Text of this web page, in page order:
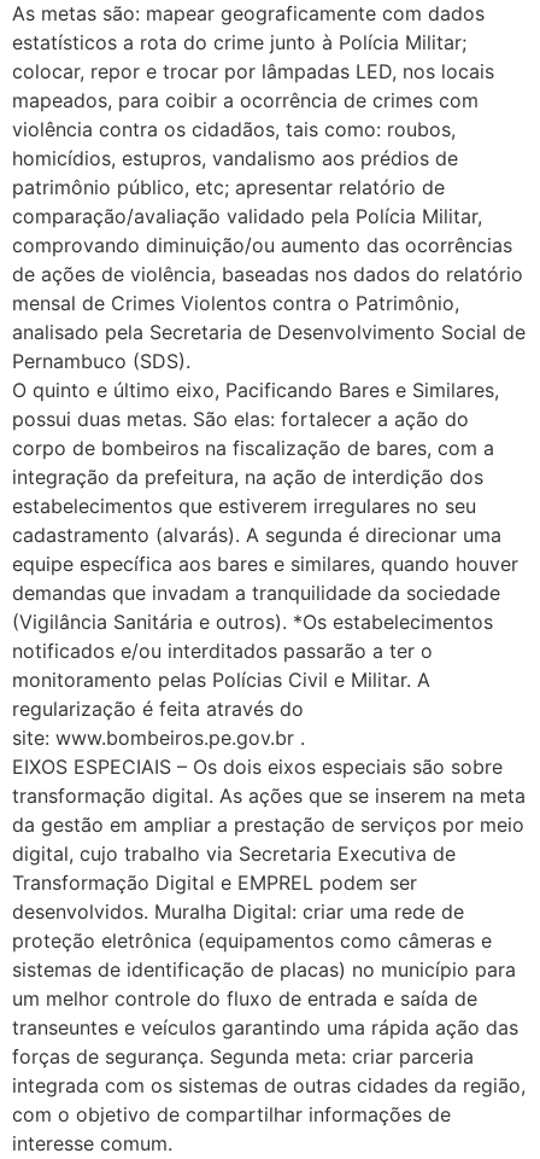
As metas são: mapear geograficamente com dados
estatísticos a rota do crime junto à Polícia Militar;
colocar, repor e trocar por lâmpadas LED, nos locais
mapeados, para coibir a ocorrência de crimes com
violência contra os cidadãos, tais como: roubos,
homicídios, estupros, vandalismo aos prédios de
patrimônio público, etc; apresentar relatório de
comparação/avaliação validado pela Polícia Militar,
comprovando diminuição/ou aumento das ocorrências
de ações de violência, baseadas nos dados do relatório
mensal de Crimes Violentos contra o Patrimônio,
analisado pela Secretaria de Desenvolvimento Social de
Pernambuco (SDS).
O quinto e último eixo, Pacificando Bares e Similares,
possui duas metas. São elas: fortalecer a ação do
corpo de bombeiros na fiscalização de bares, com a
integração da prefeitura, na ação de interdição dos
estabelecimentos que estiverem irregulares no seu
cadastramento (alvarás). A segunda é direcionar uma
equipe específica aos bares e similares, quando houver
demandas que invadam a tranquilidade da sociedade
(Vigilância Sanitária e outros). *Os estabelecimentos
notificados e/ou interditados passarão a ter o
monitoramento pelas Polícias Civil e Militar. A
regularização é feita através do
site: www.bombeiros.pe.gov.br .
EIXOS ESPECIAIS – Os dois eixos especiais são sobre
transformação digital. As ações que se inserem na meta
da gestão em ampliar a prestação de serviços por meio
digital, cujo trabalho via Secretaria Executiva de
Transformação Digital e EMPREL podem ser
desenvolvidos. Muralha Digital: criar uma rede de
proteção eletrônica (equipamentos como câmeras e
sistemas de identificação de placas) no município para
um melhor controle do fluxo de entrada e saída de
transeuntes e veículos garantindo uma rápida ação das
forças de segurança. Segunda meta: criar parceria
integrada com os sistemas de outras cidades da região,
com o objetivo de compartilhar informações de
interesse comum.